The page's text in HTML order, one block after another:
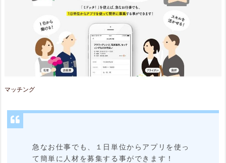
0
年
月
ま
マッチング
急なお仕事でも、１日単位からアプリを使っ
て簡単に人材を募集する事ができます！